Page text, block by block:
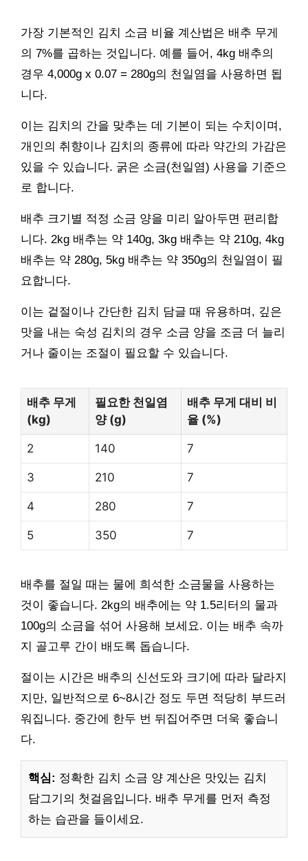
가장 기본적인 김치 소금 비율 계산법은 배추 무게
의 7%를 곱하는 것입니다. 예를 들어, 4kg 배추의
경우 4,000g x 0.07 = 280g의 천일염을 사용하면 됩
니다.
이는 김치의 간을 맞추는 데 기본이 되는 수치이며,
개인의 취향이나 김치의 종류에 따라 약간의 가감은
있을 수 있습니다. 굵은 소금(천일염) 사용을 기준으
로 합니다.
배추 크기별 적정 소금 양을 미리 알아두면 편리합
니다. 2kg 배추는 약 140g, 3kg 배추는 약 210g, 4kg
배추는 약 280g, 5kg 배추는 약 350g의 천일염이 필
요합니다.
이는 겉절이나 간단한 김치 담글 때 유용하며, 깊은
맛을 내는 숙성 김치의 경우 소금 양을 조금 더 늘리
거나 줄이는 조절이 필요할 수 있습니다.
배추 무게
(kg)
필요한 천일염
양 (g)
배추 무게 대비 비
율 (%)
2 140 7
3 210 7
4 280 7
5 350 7
배추를 절일 때는 물에 희석한 소금물을 사용하는
것이 좋습니다. 2kg의 배추에는 약 1.5리터의 물과
100g의 소금을 섞어 사용해 보세요. 이는 배추 속까
지 골고루 간이 배도록 돕습니다.
절이는 시간은 배추의 신선도와 크기에 따라 달라지
지만, 일반적으로 6~8시간 정도 두면 적당히 부드러
워집니다. 중간에 한두 번 뒤집어주면 더욱 좋습니
다.
핵심: 정확한 김치 소금 양 계산은 맛있는 김치
담그기의 첫걸음입니다. 배추 무게를 먼저 측정
하는 습관을 들이세요.